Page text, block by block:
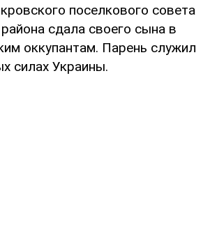
поселкового совета
сдала своего сына в
оккупантам. Парень служил
силах Украины.